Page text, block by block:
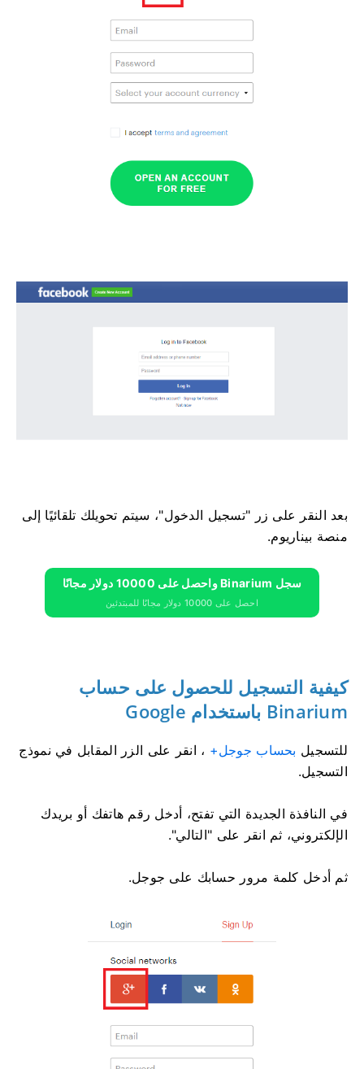
بعد النقر على زر "تسجيل الدخول"، سيتم تحويلك تلقائيًا إلى
منصة بيناريوم.
سجل Binarium واحصل على 10000 دولار مجانًا
احصل على 10000 دولار مجانًا للمبتدئين
كيفية التسجيل للحصول على حساب
Binarium باستخدام Google
للتسجيل بحساب جوجل+ ، انقر على الزر المقابل في نموذج
التسجيل.
في النافذة الجديدة التي تفتح، أدخل رقم هاتفك أو بريدك
الإلكتروني، ثم انقر على "التالي".
ثم أدخل كلمة مرور حسابك على جوجل.